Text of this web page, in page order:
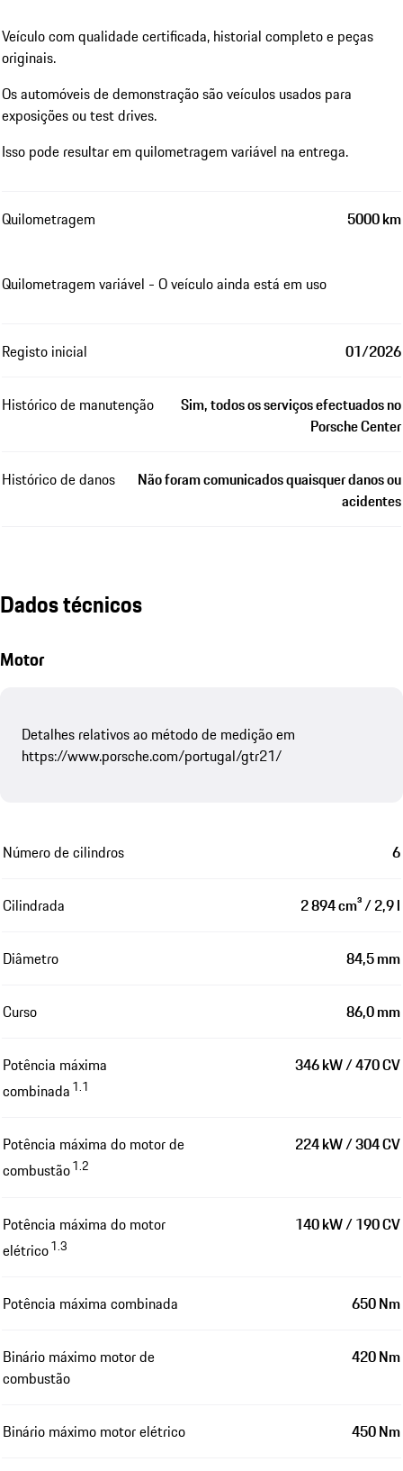
Veículo com qualidade certificada, historial completo e peças
originais.
Os automóveis de demonstração são veículos usados para
exposições ou test drives.
Isso pode resultar em quilometragem variável na entrega.
Quilometragem 5000 km
Quilometragem variável - O veículo ainda está em uso
Registo inicial 01/2026
Histórico de manutenção
Sim, todos os serviços efectuados no
Porsche Center
Histórico de danos
Não foram comunicados quaisquer danos ou
acidentes
Dados técnicos
Motor
Detalhes relativos ao método de medição em
https://www.porsche.com/portugal/gtr21/
Número de cilindros 6
Cilindrada 2 894 cm³ / 2,9 l
Diâmetro 84,5 mm
Curso 86,0 mm
Potência máxima
combinada 1.1
346 kW / 470 CV
Potência máxima do motor de
combustão1.2
224 kW / 304 CV
Potência máxima do motor
elétrico1.3
140 kW / 190 CV
Potência máxima combinada 650 Nm
Binário máximo motor de
combustão
420 Nm
Binário máximo motor elétrico 450 Nm